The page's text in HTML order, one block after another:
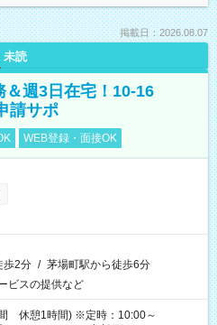
掲載日：2026.08.07
未読
＆週3日在宅！10-16
請サポ
WEB登録・面接OK
歩2分 / 茅場町駅から徒歩6分
ビスの提供など
休憩1時間) ※定時：10:00～